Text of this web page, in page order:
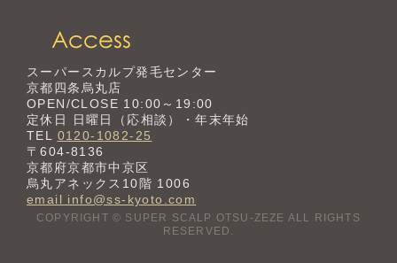
スーパースカルプ発毛センター
京都四条烏丸店
OPEN/CLOSE 10:00～19:00
定休日 日曜日（応相談）・年末年始
TEL 0120-1082-25
〒604-8136
京都府京都市中京区
烏丸アネックス10階 1006
email info@ss-kyoto.com
COPYRIGHT © SUPER SCALP OTSU-ZEZE ALL RIGHTS
RESERVED.